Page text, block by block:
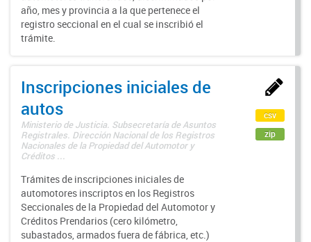
año, mes y provincia a la que pertenece el
registro seccional en el cual se inscribió el
trámite.
Inscripciones iniciales de
autos
Ministerio de Justicia. Subsecretaría de Asuntos
Registrales. Dirección Nacional de los Registros
Nacionales de la Propiedad del Automotor y
Créditos ...
Trámites de inscripciones iniciales de
automotores inscriptos en los Registros
Seccionales de la Propiedad del Automotor y
Créditos Prendarios (cero kilómetro,
subastados, armados fuera de fábrica, etc.)
csv
zip